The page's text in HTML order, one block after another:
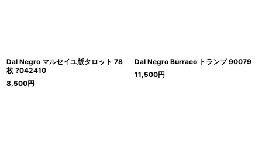
Dal Negro マルセイユ版タロット 78
枚 ?042410
8,500円
Dal Negro Burraco トランプ 90079
11,500円